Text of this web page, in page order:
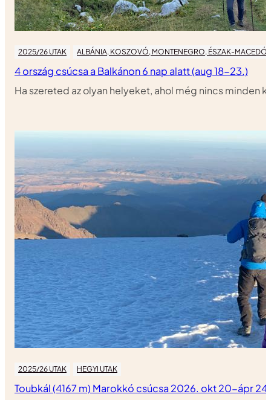
2025/26 UTAK ALBÁNIA, KOSZOVÓ, MONTENEGRO, ÉSZAK-
4 ország csúcsa a Balkánon 6 nap alatt (aug 18-23.)
Ha szereted az olyan helyeket, ahol még nincs minden
2025/26 UTAK HEGYI UTAK
Toubkál (4167 m) Marokkó csúcsa 2026. okt 20-ápr